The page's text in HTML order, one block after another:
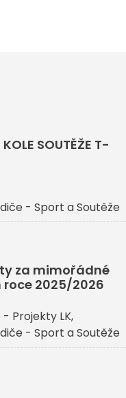
SOUTĚŽE T-
- Sport a Soutěže
za mimořádné
2025/2026
Projekty LK
- Sport a Soutěže